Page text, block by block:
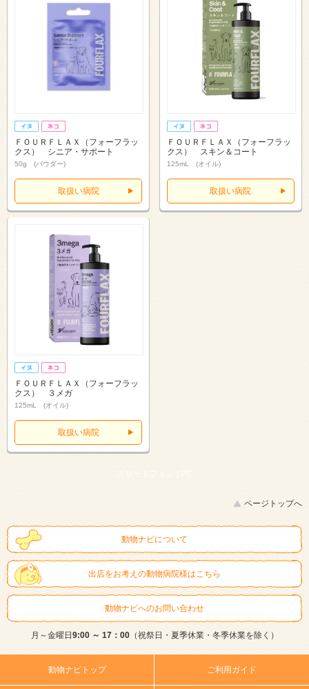
ＦＯＵＲＦＬＡＸ（フォーフラッ
クス） シニア・サポート
50g (パウダー)
取扱い病院
ＦＯＵＲＦＬＡＸ（フォーフラッ
クス） スキン＆コート
125mL (オイル)
取扱い病院
ＦＯＵＲＦＬＡＸ（フォーフラッ
クス） ３メガ
125mL (オイル)
取扱い病院
スマートフォン | PC
ページトップへ
動物ナビについて
出店をお考えの動物病院様はこちら
動物ナビへのお問い合わせ
月～金曜日9:00 ～ 17：00（祝祭日・夏季休業・冬季休業を除く）
動物ナビトップ ご利用ガイド